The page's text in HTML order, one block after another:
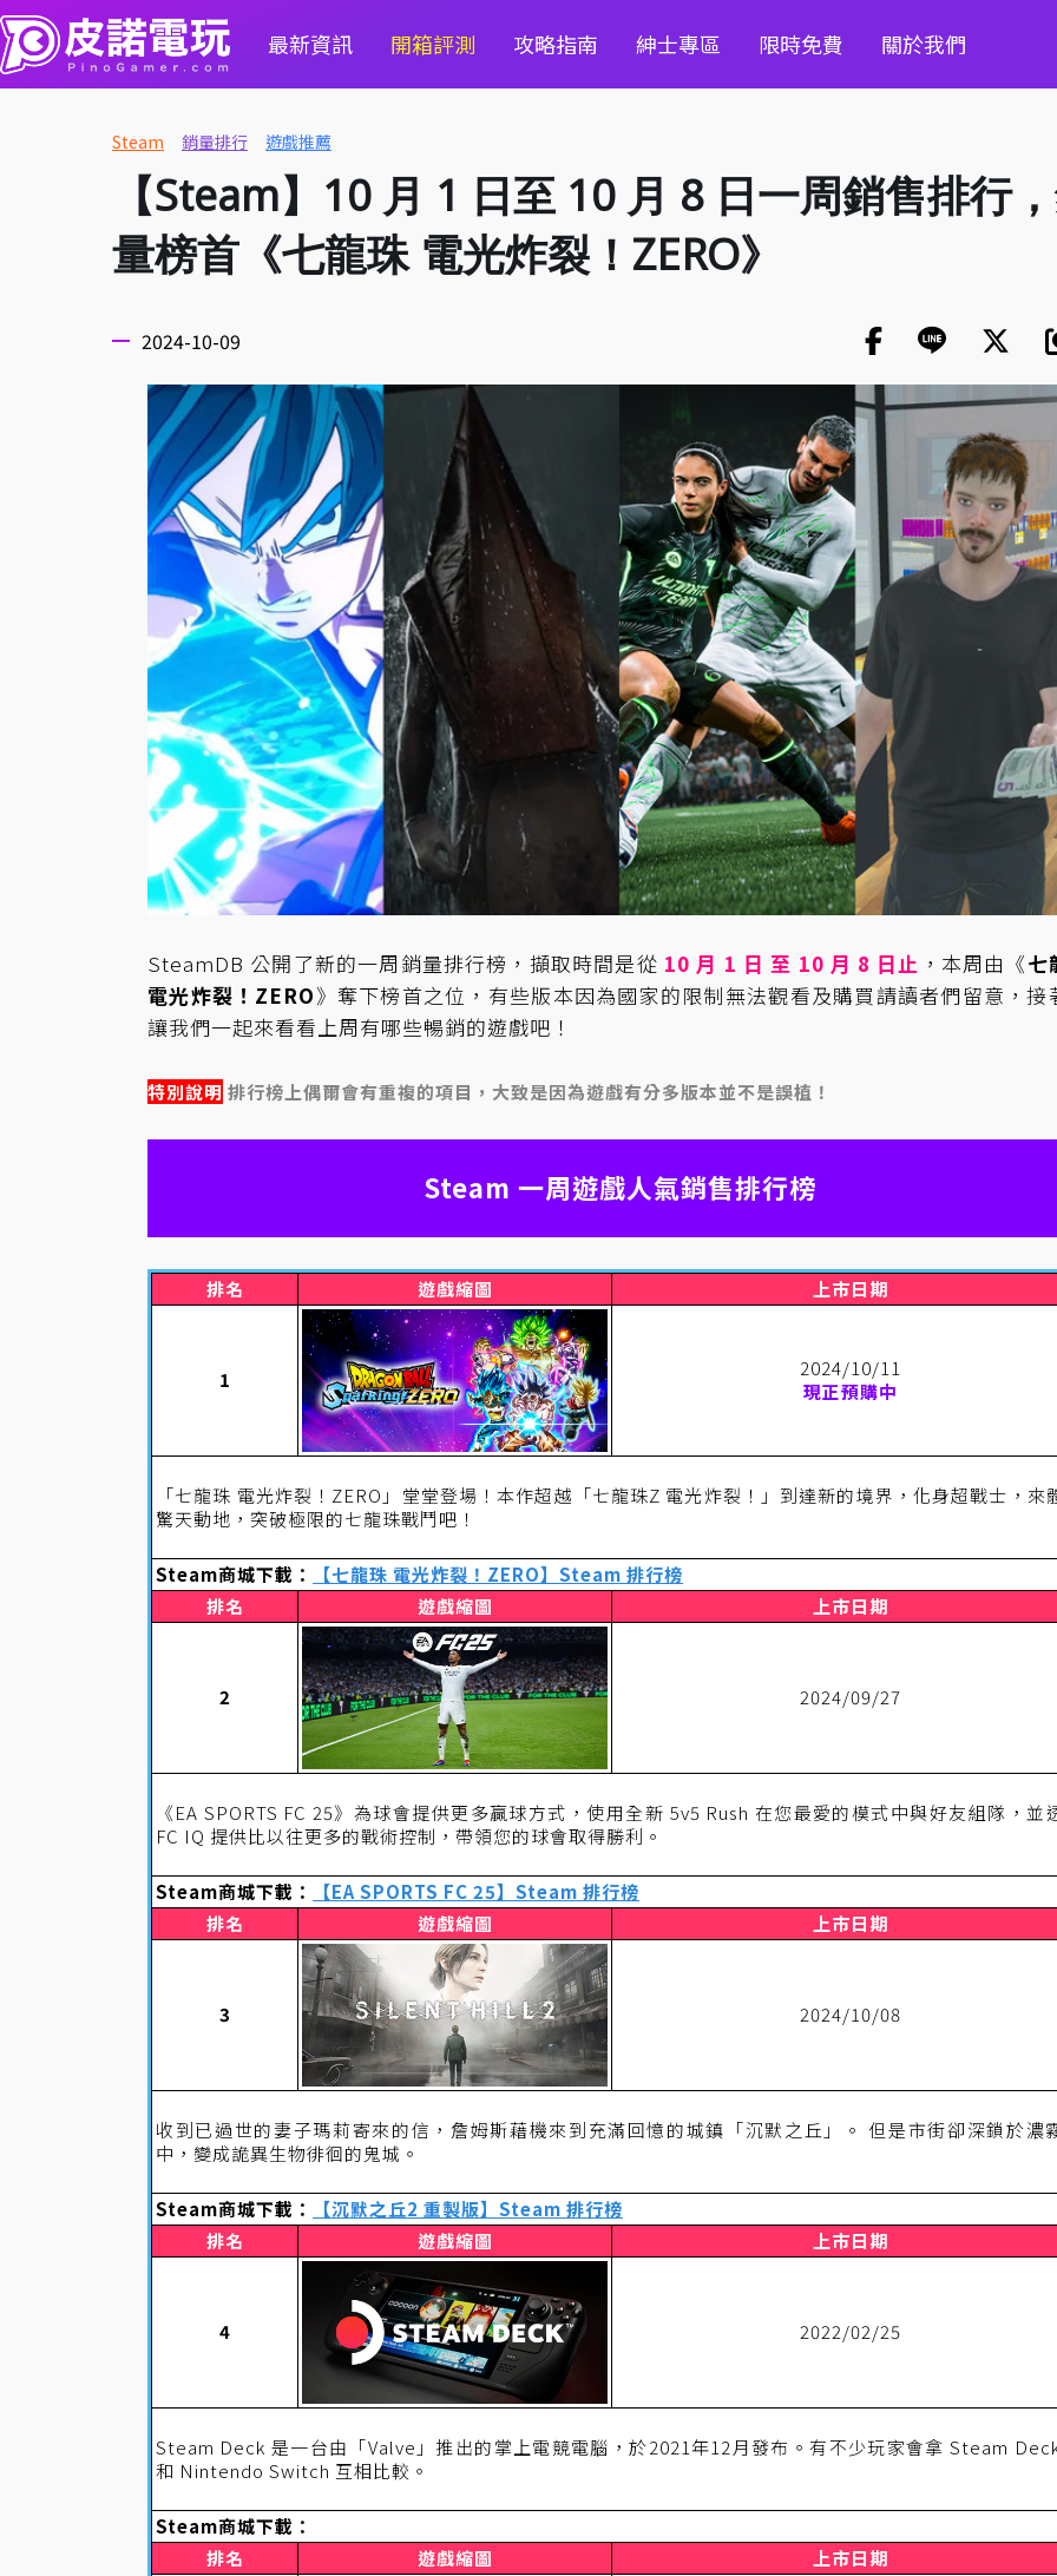
最新資訊 開箱評測 攻略指南 紳士專區 限時免費 關於我們
Steam 銷量排行 遊戲推薦
【Steam】10 月 1 日至 10 月 8 日一周銷售排行
量榜首《七龍珠 電光炸裂！ZERO》
2024-10-09
SteamDB 公開了新的一周銷量排行榜，擷取時間是從 10 月 1 日 至 10 月 8 日止 ，本周由《七
電光炸裂！ZERO》奪下榜首之位，有些版本因為國家的限制無法觀看及購買請讀者們留意，接
讓我們一起來看看上周有哪些暢銷的遊戲吧！
特別說明 排行榜上偶爾會有重複的項目，大致是因為遊戲有分多版本並不是誤植！
Steam 一周遊戲人氣銷售排行榜
排名 遊戲縮圖 上市日期
1
2024/10/11
現正預購中
「七龍珠 電光炸裂！ZERO」堂堂登場！本作超越「七龍珠Z 電光炸裂！」到達新的境界，化身超戰士，來
驚天動地，突破極限的七龍珠戰鬥吧！
Steam商城下載：
【七龍珠 電光炸裂！ZERO】Steam 排行榜
排名
遊戲縮圖 上市日期
2 2024/09/27
《EA SPORTS FC 25》為球會提供更多贏球方式，使用全新 5v5 Rush 在您最愛的模式中與好友組隊，並
FC IQ 提供比以往更多的戰術控制，帶領您的球會取得勝利。
Steam商城下載：
【EA SPORTS FC 25】Steam 排行榜
排名
遊戲縮圖 上市日期
3 2024/10/08
收到已過世的妻子瑪莉寄來的信，詹姆斯藉機來到充滿回憶的城鎮「沉默之丘」。 但是市街卻深鎖於濃
中，變成詭異生物徘徊的鬼城。
Steam商城下載：
【沉默之丘2 重製版】Steam 排行榜
排名
遊戲縮圖 上市日期
4 2022/02/25
Steam Deck 是一台由「Valve」推出的掌上電競電腦，於2021年12月發布。有不少玩家會拿 Steam
和 Nintendo Switch 互相比較。
Steam商城下載：
排名
遊戲縮圖 上市日期